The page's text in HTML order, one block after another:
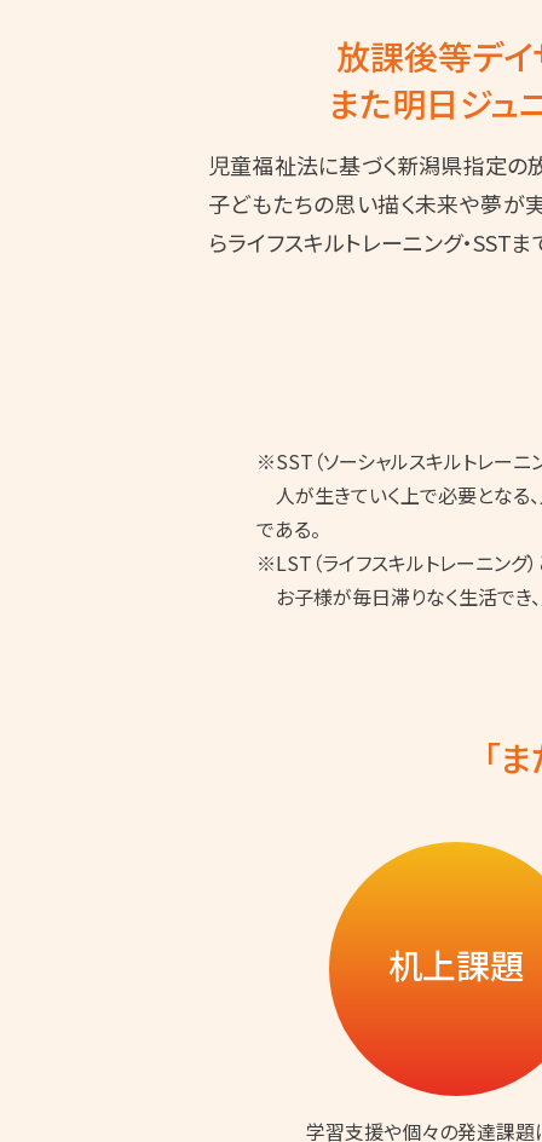
放課後等デ
また明日ジュ
児童福祉法に基づく新潟県指定の
子どもたちの思い描く未来や夢が
らライフスキルトレーニング・SST
※SST（ソーシャルスキルトレーニ
人が生きていく上で必要となる
である。
※LST（ライフスキルトレーニング
お子様が毎日滞りなく生活でき
「
机上課題
学習支援や個々の発達課題